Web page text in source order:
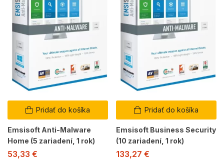
Pridať do košíka
Emsisoft Anti-Malware
Home (5 zariadení, 1 rok)
53,33 €
Pridať do košíka
Emsisoft Business Security
(10 zariadení, 1 rok)
133,27 €